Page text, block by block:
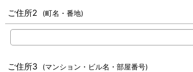
ご住所2 (町名・番地)
ご住所3 (マンション・ビル名・部屋番号)